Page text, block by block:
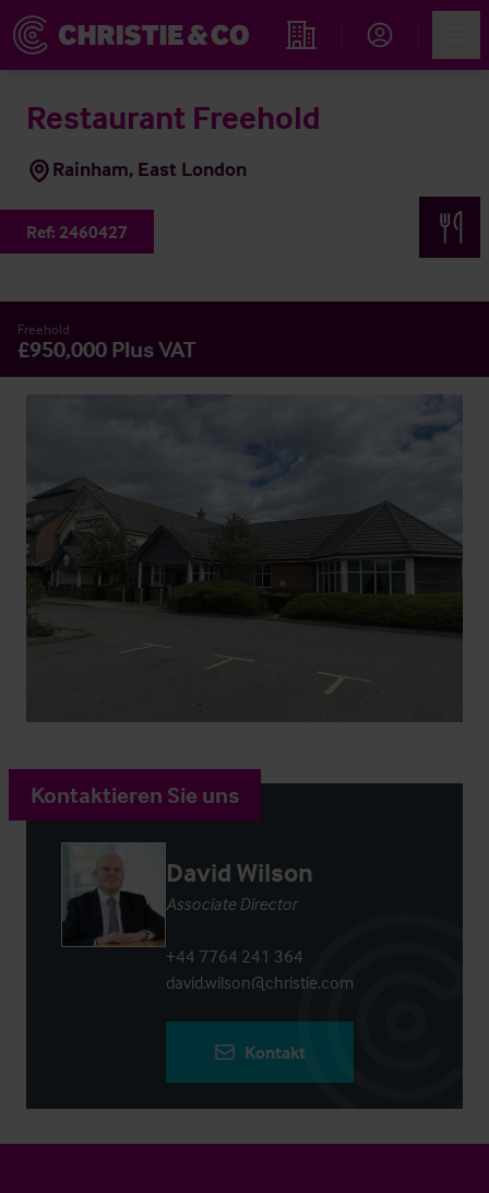
Immobiliensuche
Restaurant Freehold
Rainham, East London
Ref: 2460427
Freehold
£950,000 Plus VAT
Kontaktieren Sie uns
David Wilson
Associate Director
+44 7764 241 364
david.wilson@christie.com
Kontakt